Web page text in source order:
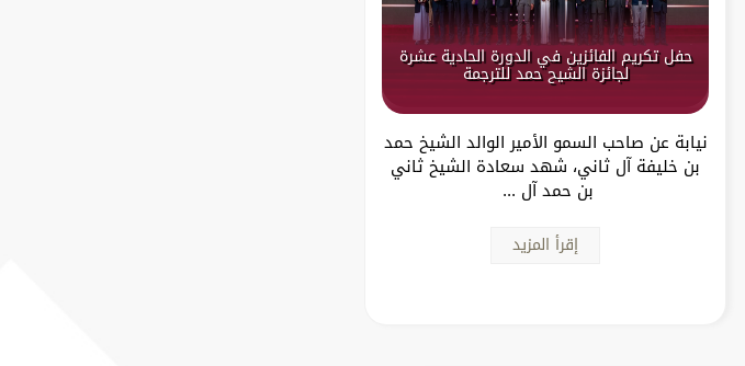
حفل تكريم الفائزين في الدورة الحادية عشرة
لجائزة الشيح حمد للترجمة
نيابة عن صاحب السمو الأمير الوالد الشيخ حمد
بن خليفة آل ثاني، شهد سعادة الشيخ ثاني
بن حمد آل ...
إقرأ المزيد